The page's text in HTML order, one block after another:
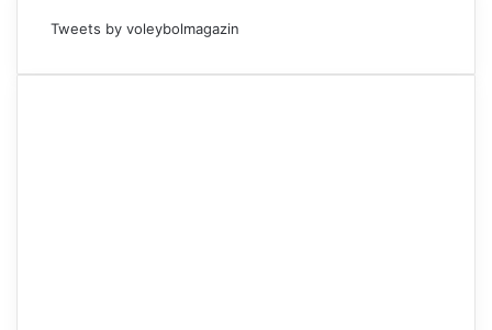
Tweets by voleybolmagazin